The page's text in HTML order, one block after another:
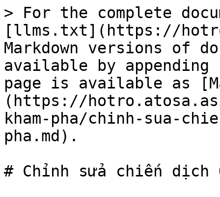
> For the complete
[llms.txt](https://
Markdown versions of
available by
page is available as
(https://
kham-pha/chinh-sua-
pha.md).
# Chỉnh sửa chiến dịch